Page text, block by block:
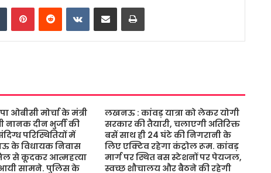
TumblrPinterestReddit VKontakte
Share via Email Print
मोर्चा के मंत्री
नानक दीन भुर्जी की
परिस्थितियों में
के विधायक निवास
से कूदकर आत्महत्या
सामने. पुलिस के
लखनऊ : कांवड़ यात्रा को लेकर योगी
सरकार की तैयारी, चलाएगी अतिरिक्त
बसें साथ ही 24 घंटे की निगरानी के
लिए एक्टिव रहेगा कंट्रोल रूम. कांवड़
मार्ग पर स्थित बस स्टेशनों पर पेयजल,
स्वच्छ शौचालय और बैठने की रहेगी